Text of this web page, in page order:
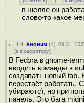
в шелле он
слово-то какое
1.4 ,Аноним (4), 09:31, 15/
[к модератору]
В Fedora в gnome-
вводить команды в
создавать новый tab.
перестаёт работать.
убираютс), но при
панель. Это бага